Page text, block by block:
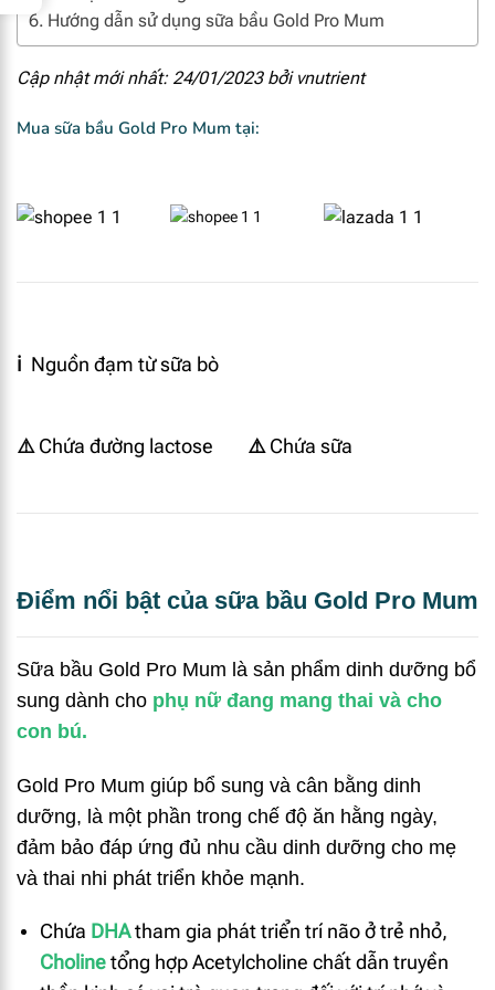
Hướng dẫn sử dụng sữa bầu Gold Pro Mum
Cập nhật mới nhất: 24/01/2023 bởi vnutrient
Mua sữa bầu Gold Pro Mum tại:
ℹ️ Nguồn đạm từ sữa bò
⚠️ Chứa đường lactose ⚠️ Chứa sữa
Điểm nổi bật của sữa bầu Gold Pro Mum
Sữa bầu Gold Pro Mum là sản phẩm dinh dưỡng bổ
sung dành cho phụ nữ đang mang thai và cho
con bú.
Gold Pro Mum giúp bổ sung và cân bằng dinh
dưỡng, là một phần trong chế độ ăn hằng ngày,
đảm bảo đáp ứng đủ nhu cầu dinh dưỡng cho mẹ
và thai nhi phát triển khỏe mạnh.
Chứa DHAtham gia phát triển trí não ở trẻ nhỏ,
Cholinetổng hợp Acetylcholine chất dẫn truyền